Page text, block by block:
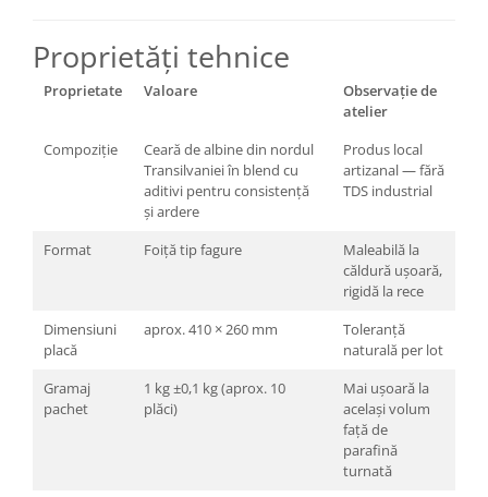
Proprietăți tehnice
Proprietate Valoare
Observație de
atelier
Compoziție
Ceară de albine din nordul
Transilvaniei în blend cu
aditivi pentru consistență
și ardere
Produs local
artizanal — fără
TDS industrial
Format Foiță tip fagure
Maleabilă la
căldură ușoară,
rigidă la rece
Dimensiuni
placă
aprox. 410 × 260 mm
Toleranță
naturală per lot
Gramaj
pachet
1 kg ±0,1 kg (aprox. 10
plăci)
Mai ușoară la
același volum
față de
parafină
turnată